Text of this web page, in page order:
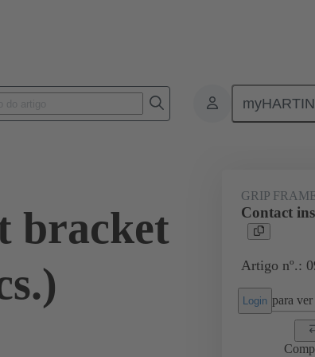
bracket
GRIP
Contact
Artigo nº.:
Login para